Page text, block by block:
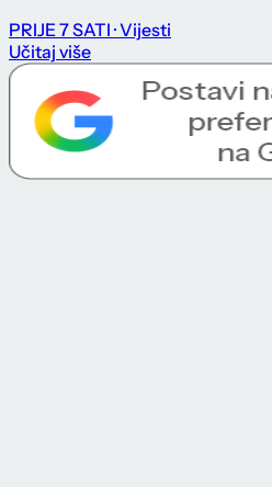
PRIJE 7 SATI · Vijesti
Učitaj više